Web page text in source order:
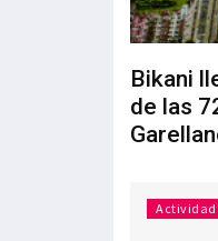
Bikani
de las
Actividad